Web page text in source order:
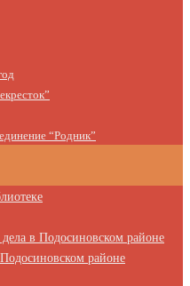
“Родник”
в Подосиновском районе
районе